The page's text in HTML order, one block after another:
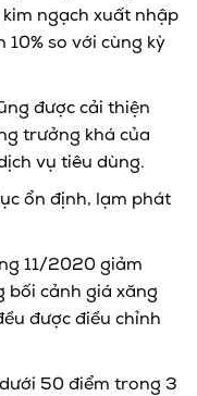
ngạch xuất nhập
10% so với cùng kỳ
được cải thiện
trưởng khá của
vụ tiêu dùng.
ổn định, lạm phát
11/2020 giảm
bối cảnh giá xăng
được điều chỉnh
50 điểm trong 3